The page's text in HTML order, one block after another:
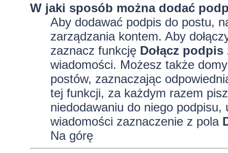
W jaki sposób można dodać
Aby dodawać podpis do postu,
zarządzania kontem. Aby
zaznacz funkcję Dołącz podpis
wiadomości. Możesz także
postów, zaznaczając
tej funkcji, za każdym razem
niedodawaniu do niego
wiadomości zaznaczenie z pola
Na górę